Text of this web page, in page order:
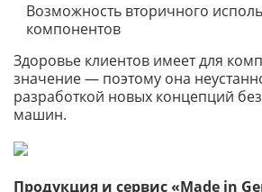
Возможность вторичного
компонентов
Здоровье клиентов имеет для
значение — поэтому она
разработкой новых концепций
машин.
Продукция и сервис «Made in